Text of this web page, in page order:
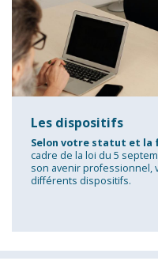
Les dispositifs
Selon votre statut et la
cadre de la loi du 5
son avenir professionnel,
différents dispositifs.